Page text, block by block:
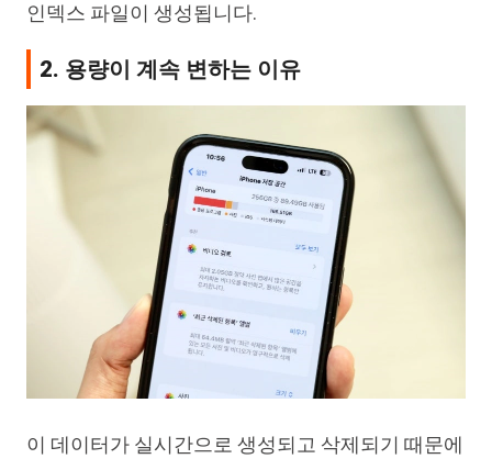
인덱스 파일이 생성됩니다.
2. 용량이 계속 변하는 이유
이 데이터가 실시간으로 생성되고 삭제되기 때문에